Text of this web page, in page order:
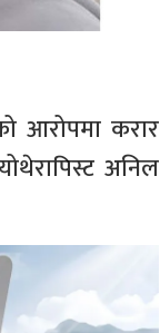
आरोपमा करार
अनिल